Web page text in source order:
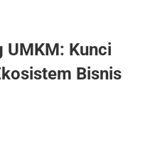
UMKM: Kunci
Bisnis